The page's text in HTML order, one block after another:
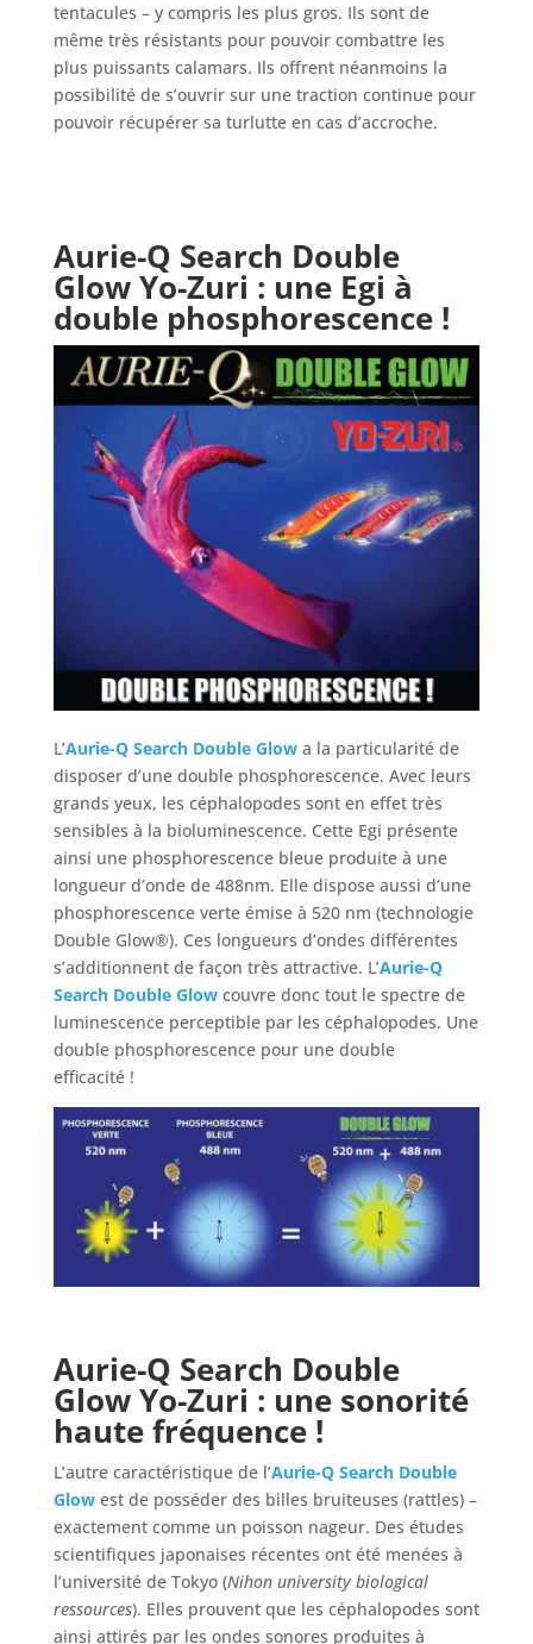
tentacules – y compris les plus gros. Ils sont de
même très résistants pour pouvoir combattre les
plus puissants calamars. Ils offrent néanmoins la
possibilité de s’ouvrir sur une traction continue pour
pouvoir récupérer sa turlutte en cas d’accroche.
Aurie-Q Search Double
Glow Yo-Zuri : une Egi à
double phosphorescence !
L’Aurie-Q Search Double Glowa la particularité de
disposer d’une double phosphorescence. Avec leurs
grands yeux, les céphalopodes sont en effet très
sensibles à la bioluminescence. Cette Egi présente
ainsi une phosphorescence bleue produite à une
longueur d’onde de 488nm. Elle dispose aussi d’une
phosphorescence verte émise à 520 nm (technologie
Double Glow®). Ces longueurs d’ondes différentes
s’additionnent de façon très attractive. L’Aurie-Q
Search Double Glow couvre donc tout le spectre de
luminescence perceptible par les céphalopodes. Une
double phosphorescence pour une double
efficacité !
Aurie-Q Search Double
Glow Yo-Zuri : une sonorité
haute fréquence !
L’autre caractéristique de l’Aurie-Q Search Double
Glowest de posséder des billes bruiteuses (rattles) –
exactement comme un poisson nageur. Des études
scientifiques japonaises récentes ont été menées à
l’université de Tokyo (Nihon university biological
ressources). Elles prouvent que les céphalopodes sont
ainsi attirés par les ondes sonores produites à